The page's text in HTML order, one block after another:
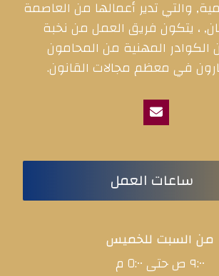
والتي تدير أعمالها من العاصمة
، يتكون فريق العمل من نخبة
الكوادر المهنية من المحامون
في معظم مجالات القانون.
ساعات العمل
من السبت للخميس
٩:٠٠ ص حتى ٥:٠٠ م